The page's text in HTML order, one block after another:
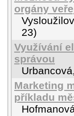
orgány
23)
Využívání
správou
Marketing
příkladu